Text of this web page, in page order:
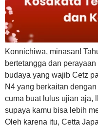
Konnichiwa, minasan!
bertetangga dan
budaya yang wajib Cetz
N4 yang berkaitan
cuma buat lulus ujian aja,
supaya kamu bisa lebih
Oleh karena itu, Cetta